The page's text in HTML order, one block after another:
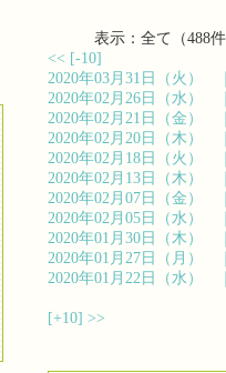
表示：全て（488件
<< [-10]
2020年03月31日（火）
2020年02月26日（水）
2020年02月21日（金）
2020年02月20日（木）
2020年02月18日（火）
2020年02月13日（木）
2020年02月07日（金）
2020年02月05日（水）
2020年01月30日（木）
2020年01月27日（月）
2020年01月22日（水）
[+10] >>